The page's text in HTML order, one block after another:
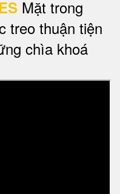
Mặt trong
treo thuận tiện
chìa khoá